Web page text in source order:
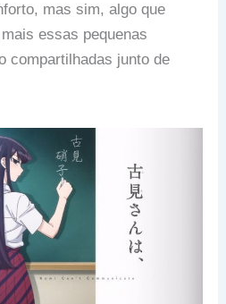
mas sim, algo que
essas pequenas
compartilhadas junto de